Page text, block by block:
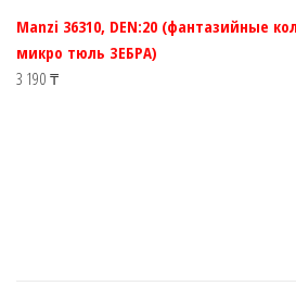
товара.
Manzi 36310, DEN:20 (фантазийные
микро тюль ЗЕБРА)
3 190 ₸